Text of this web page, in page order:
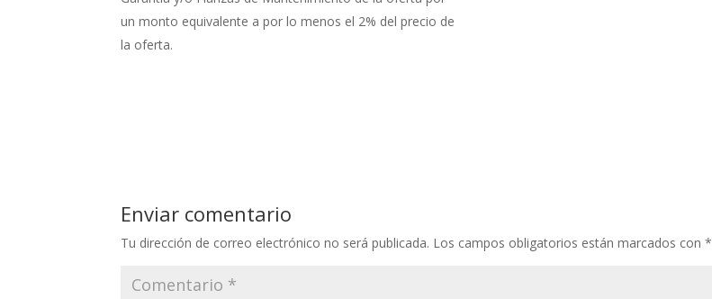
un monto equivalente a por lo menos el 2% del precio de
la oferta.
Enviar comentario
Tu dirección de correo electrónico no será publicada. Los campos obligatorios están marcados con*